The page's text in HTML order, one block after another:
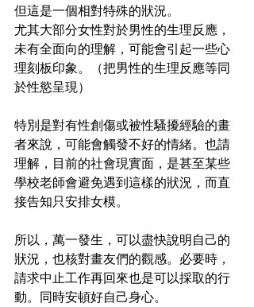
但這是一個相對特殊的狀況。
尤其大部分女性對於男性的生理反應，
未有全面向的理解，可能會引起一些心
理刻板印象。（把男性的生理反應等同
於性慾呈現）
特別是對有性創傷或被性騷擾經驗的畫
者來說，可能會觸發不好的情緒。也請
理解，目前的社會現實面，是甚至某些
學校老師會避免遇到這樣的狀況，而直
接告知只安排女模。
所以，萬一發生，可以盡快說明自己的
狀況，也核對畫友們的觀感。必要時，
請求中止工作再回來也是可以採取的行
動。同時安頓好自己身心。